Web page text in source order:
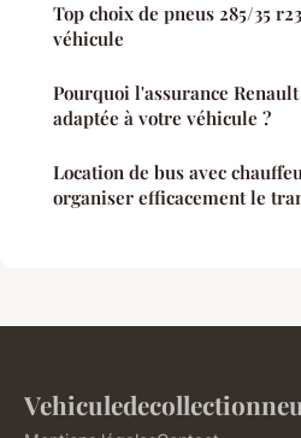
Top choix de pneus 285/35
véhicule
Pourquoi l'assurance
adaptée à votre véhicule ?
Location de bus avec
organiser efficacement le